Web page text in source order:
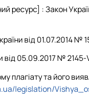
ресурс] : Закон
від 01.07.2014 №
05.09.2017 №
плагіату та його
legislation/